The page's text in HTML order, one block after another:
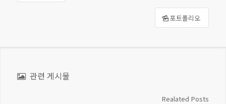
포트폴리오
관련 게시물
Realated Posts